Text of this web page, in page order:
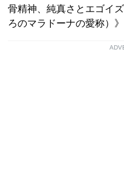
骨精神、純真さとエゴイ
ろのマラドーナの愛称）